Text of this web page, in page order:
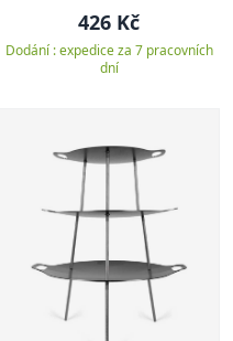
426 Kč
Dodání : expedice za 7 pracovních
dní